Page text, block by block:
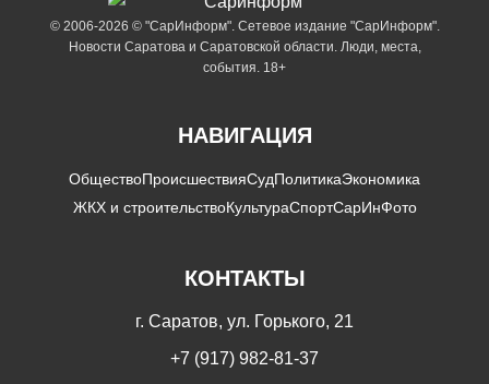
© 2006-2026 © "СарИнформ". Сетевое издание "СарИнформ".
Новости Саратова и Саратовской области. Люди, места,
события. 18+
НАВИГАЦИЯ
ОбществоПроисшествияСудПолитикаЭкономика
ЖКХ и строительствоКультураСпортСарИнФото
КОНТАКТЫ
г. Саратов, ул. Горького, 21
+7 (917) 982-81-37